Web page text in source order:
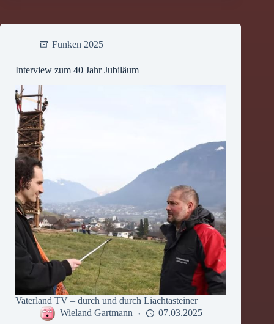
Funken 2025
Interview zum 40 Jahr Jubiläum
Vaterland TV – durch und durch Liachtasteiner
Wieland Gartmann
07.03.2025